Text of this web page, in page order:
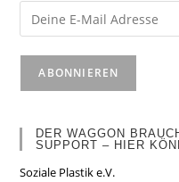
DER WAGGON
SUPPORT – HIER
Soziale Plastik e.V.